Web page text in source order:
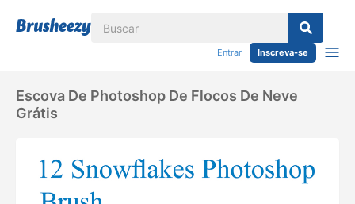
Entrar Inscreva-se
Escova De Photoshop De Flocos De Neve
Grátis